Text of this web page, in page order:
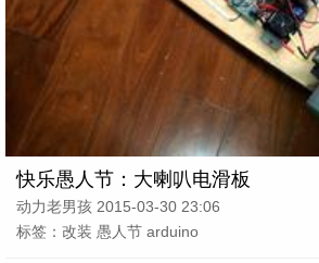
快乐愚人节：大喇叭电滑板
动力老男孩 2015-03-30 23:06
标签：改装 愚人节 arduino